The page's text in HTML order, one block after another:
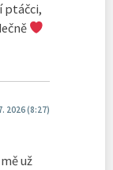
ptáčci,
2026 (8:27)
už